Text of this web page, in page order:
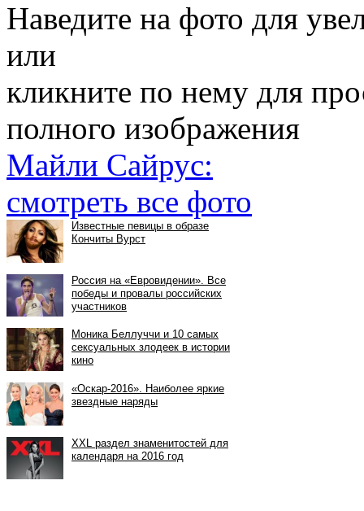
Наведите на фото для
или
кликните по нему для
полного изображения
Майли Сайрус:
смотреть все фото